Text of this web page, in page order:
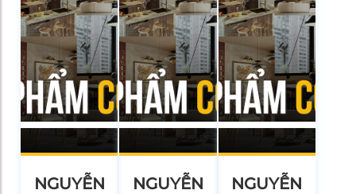
NGUYỄN
NGUYỄN
NGUYỄN